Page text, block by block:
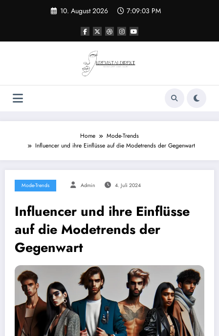
10. August 2026 7:09:04 PM
Home
Mode-Trends
Influencer und ihre Einflüsse auf die Modetrends der Gegenwart
Mode-Trends Admin 4. Juli 2024
Influencer und ihre Einflüsse
auf die Modetrends der
Gegenwart